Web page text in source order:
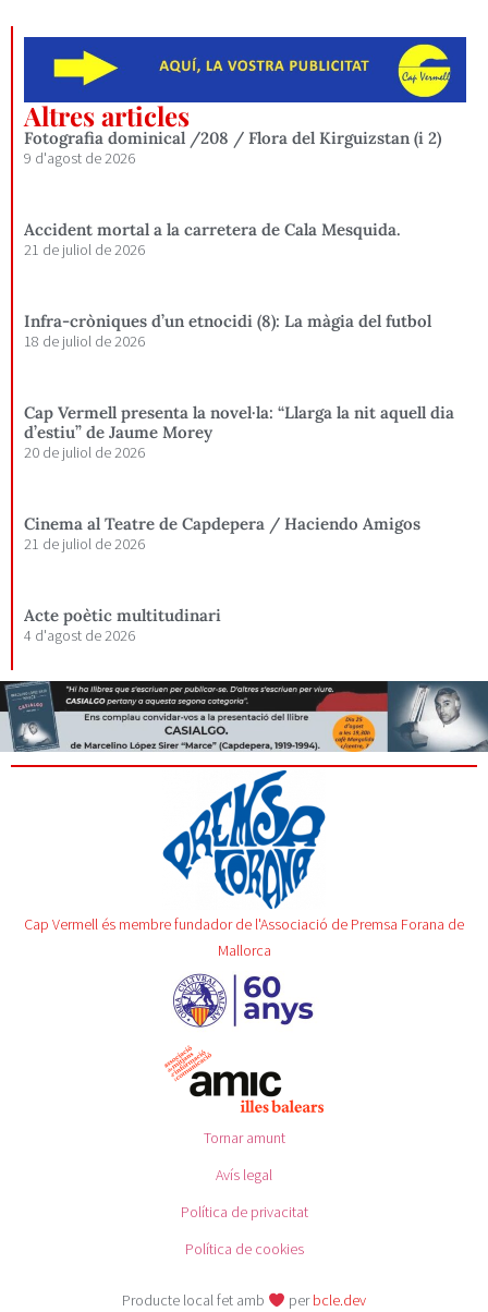
Altres articles
Fotografia dominical /208 / Flora del Kirguizstan (i 2)
9 d'agost de 2026
Accident mortal a la carretera de Cala Mesquida.
21 de juliol de 2026
Infra-cròniques d’un etnocidi (8): La màgia del futbol
18 de juliol de 2026
Cap Vermell presenta la novel·la: “Llarga la nit aquell dia
d’estiu” de Jaume Morey
20 de juliol de 2026
Cinema al Teatre de Capdepera / Haciendo Amigos
21 de juliol de 2026
Acte poètic multitudinari
4 d'agost de 2026
Cap Vermell és membre fundador de l'Associació de Premsa Forana de
Mallorca
Tornar amunt
Avís legal
Política de privacitat
Política de cookies
Producte local fet amb perbcle.dev